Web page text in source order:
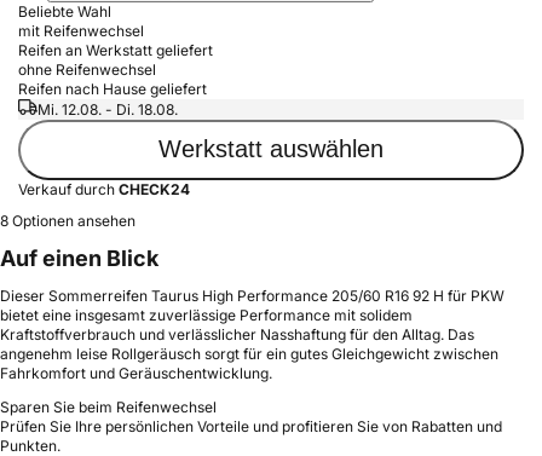
Beliebte Wahl
mit Reifenwechsel
Reifen an Werkstatt geliefert
ohne Reifenwechsel
Reifen nach Hause geliefert
Mi. 12.08. - Di. 18.08.
Werkstatt auswählen
Verkauf durch CHECK24
8 Optionen ansehen
Auf einen Blick
Dieser Sommerreifen Taurus High Performance 205/60 R16 92 H für PKW
bietet eine insgesamt zuverlässige Performance mit solidem
Kraftstoffverbrauch und verlässlicher Nasshaftung für den Alltag. Das
angenehm leise Rollgeräusch sorgt für ein gutes Gleichgewicht zwischen
Fahrkomfort und Geräuschentwicklung.
Sparen Sie beim Reifenwechsel
Prüfen Sie Ihre persönlichen Vorteile und profitieren Sie von Rabatten und
Punkten.